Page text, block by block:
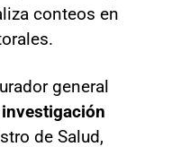
conteos en
general
investigación
de Salud,